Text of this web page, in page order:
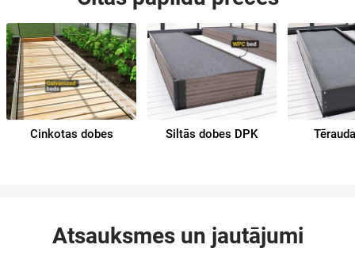
Cinkotas dobes Siltās dobes DPK
Atsauksmes un jautājumi